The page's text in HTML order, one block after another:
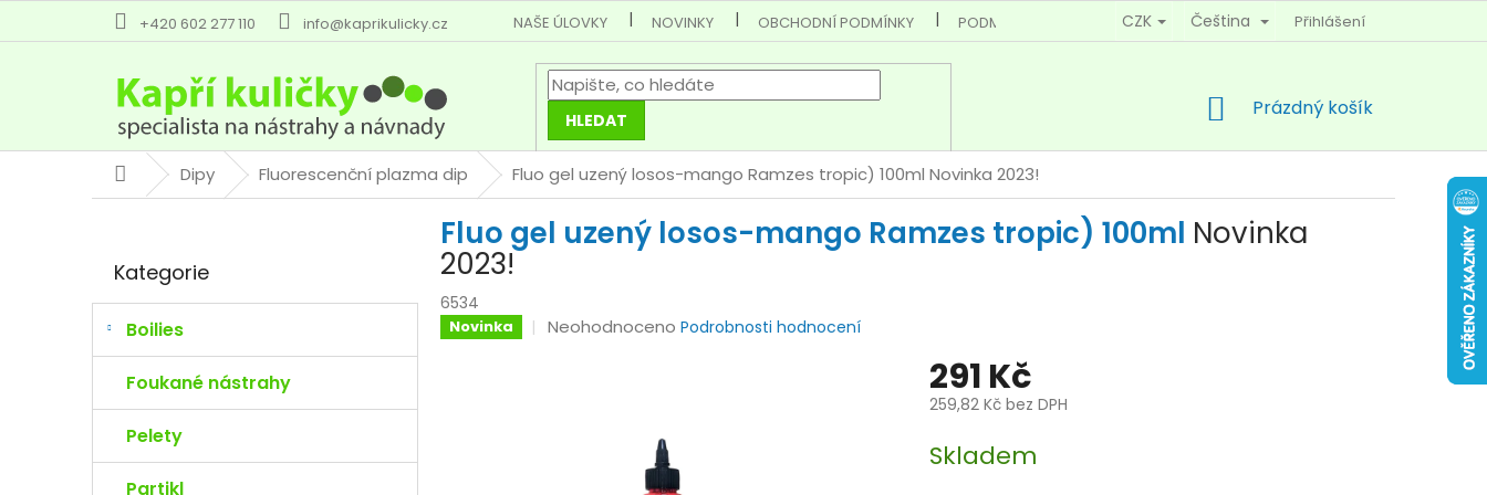
+420 602 277 110 info@kaprikulicky.cz NAŠE ÚLOVKY NOVINKY OBCHODNÍ PODMÍNKY PODMÍNKY OCHRANY OSOBNÍCH ÚDAJŮ KONTAKTY
CZK Čeština Přihlášení
HLEDAT
NÁKUPNÍ
Prázdný košík
DomůDipy Fluorescenční plazma dip Fluo gel uzený losos-mango Ramzes tropic) 100ml Novinka 2023!
r
n
í
kategorie
Kategorie
Boilies
Foukané nástrahy
Pelety
Partikl
Fluo gel uzený losos-mango Ramzes tropic) 100ml Novinka
2023!
6534
Novinka
Průměrné
Neohodnoceno Podrobnosti hodnocení
291 Kč
259,82 Kč bez DPH
cena:
Skladem